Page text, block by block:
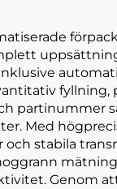
fyllning,
partinummer
Med
och stabila
Genom